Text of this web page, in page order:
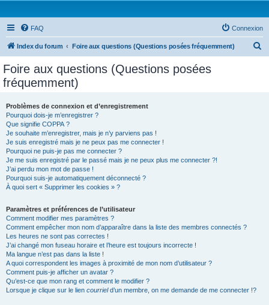
FAQ Connexion
Index du forum Foire aux questions (Questions posées fréquemment)
Foire aux questions (Questions posées
fréquemment)
Problèmes de connexion et d’enregistrement
Pourquoi dois-je m’enregistrer ?
Que signifie COPPA ?
Je souhaite m’enregistrer, mais je n’y parviens pas !
Je suis enregistré mais je ne peux pas me connecter !
Pourquoi ne puis-je pas me connecter ?
Je me suis enregistré par le passé mais je ne peux plus me connecter ?!
J’ai perdu mon mot de passe !
Pourquoi suis-je automatiquement déconnecté ?
À quoi sert « Supprimer les cookies » ?
Paramètres et préférences de l’utilisateur
Comment modifier mes paramètres ?
Comment empêcher mon nom d’apparaître dans la liste des membres connectés ?
Les heures ne sont pas correctes !
J’ai changé mon fuseau horaire et l’heure est toujours incorrecte !
Ma langue n’est pas dans la liste !
A quoi correspondent les images à proximité de mon nom d’utilisateur ?
Comment puis-je afficher un avatar ?
Qu’est-ce que mon rang et comment le modifier ?
Lorsque je clique sur le lien courrield’un membre, on me demande de me connecter !?